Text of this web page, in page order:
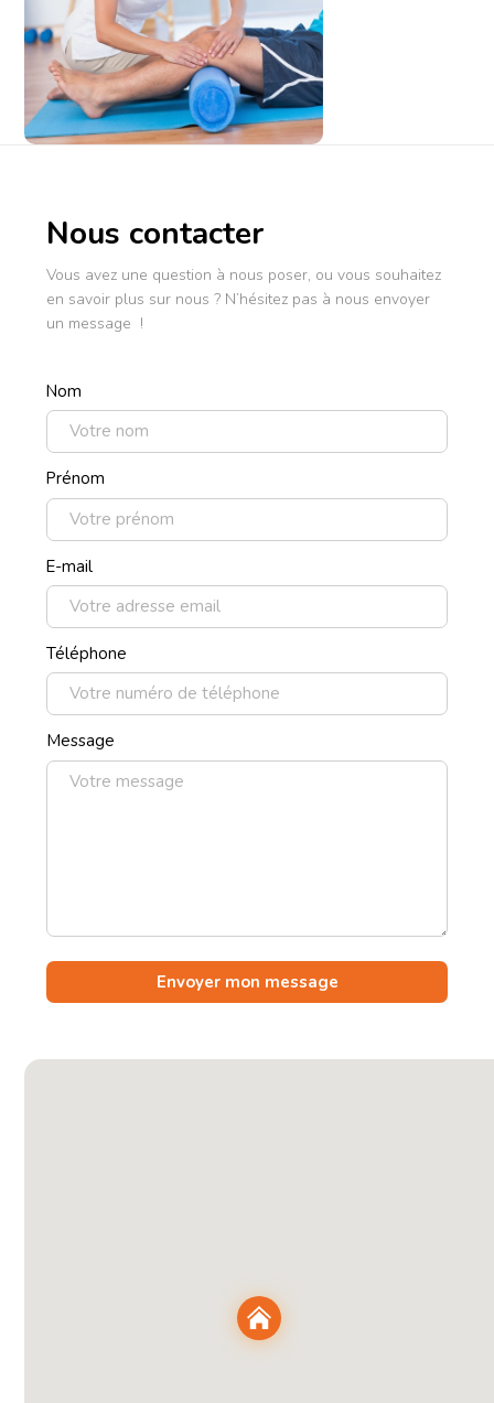
Nous contacter
Vous avez une question à nous poser, ou vous souhaitez
en savoir plus sur nous ? N’hésitez pas à nous envoyer
un message !
Nom
Prénom
E-mail
Téléphone
Message